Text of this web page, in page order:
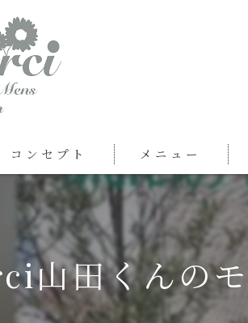
コンセプト メニュー
山田くんの